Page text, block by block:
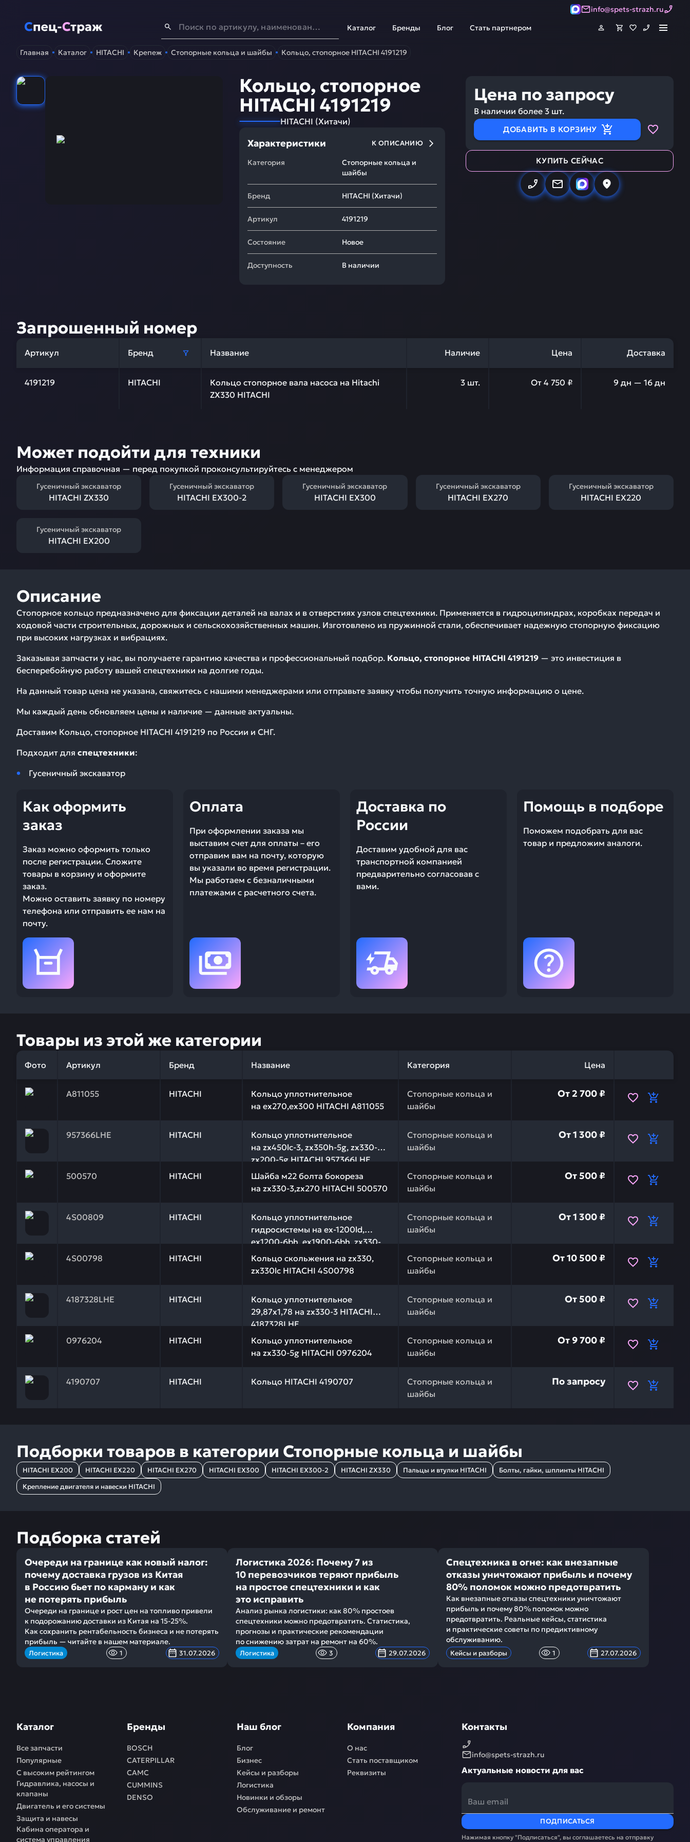
info@spets-strazh.ru
Спец-Страж - Запчасти для спецтехники
Каталог Бренды Блог Стать партнером
Главная Каталог HITACHI Крепеж Стопорные кольца и шайбы Кольцо, стопорное HITACHI 4191219
Кольцо, стопорное
HITACHI 4191219
HITACHI (Хитачи)
Характеристики К ОПИСАНИЮ
Категория
Стопорные кольца и
шайбы
Бренд HITACHI (Хитачи)
Артикул 4191219
Состояние Новое
Доступность В наличии
Цена по запросу
В наличии более 3 шт.
ДОБАВИТЬ В КОРЗИНУ
КУПИТЬ СЕЙЧАС
Запрошенный номер
Артикул Бренд Название Наличие Цена Доставка
4191219 HITACHI
Кольцо стопорное вала насоса на Hitachi
ZX330 HITACHI
3 шт. От 4 750 ₽ 9 дн — 16 дн
Может подойти для техники
Информация справочная — перед покупкой проконсультируйтесь с менеджером
Гусеничный экскаватор
HITACHI ZX330
Гусеничный экскаватор
HITACHI EX300-2
Гусеничный экскаватор
HITACHI EX300
Гусеничный экскаватор
HITACHI EX270
Гусеничный экскаватор
HITACHI EX220
Гусеничный экскаватор
HITACHI EX200
Описание
Стопорное кольцо предназначено для фиксации деталей на валах и в отверстиях узлов спецтехники. Применяется в гидроцилиндрах, коробках передач и
ходовой части строительных, дорожных и сельскохозяйственных машин. Изготовлено из пружинной стали, обеспечивает надежную стопорную фиксацию
при высоких нагрузках и вибрациях.
Заказывая запчасти у нас, вы получаете гарантию качества и профессиональный подбор. Кольцо, стопорное HITACHI 4191219 — это инвестиция в
бесперебойную работу вашей спецтехники на долгие годы.
На данный товар цена не указана, свяжитесь с нашими менеджерами или отправьте заявку чтобы получить точную информацию о цене.
Мы каждый день обновляем цены и наличие — данные актуальны.
Доставим Кольцо, стопорное HITACHI 4191219 по России и СНГ.
Подходит для спецтехники:
Гусеничный экскаватор
Как оформить
заказ
Заказ можно оформить только
после регистрации. Сложите
товары в корзину и оформите
заказ.
Можно оставить заявку по номеру
телефона или отправить ее нам на
почту.
Оплата
При оформлении заказа мы
выставим счет для оплаты – его
отправим вам на почту, которую
вы указали во время регистрации.
Мы работаем с безналичными
платежами с расчетного счета.
Доставка по
России
Доставим удобной для вас
транспортной компанией
предварительно согласовав с
вами.
Помощь в подборе
Поможем подобрать для вас
товар и предложим аналоги.
Товары из этой же категории
Фото Артикул Бренд Название Категория Цена
A811055 HITACHI
Кольцо уплотнительное
на ex270,ex300 HITACHI A811055
Стопорные кольца и
шайбы
Заказывая запчасти у нас, вы получаете гарантию качества и профессиональный подбор. Кольцо уплотнительное на ex270,ex300 HITACHI A811055 — это
От2 700 ₽
957366LHE HITACHI
Кольцо уплотнительное
на zx450lc-3, zx350h-5g, zx330-5g,
zx200-5g HITACHI 957366LHE
Стопорные кольца и
шайбы
Заказывая запчасти у нас, вы получаете гарантию качества и профессиональный подбор. Кольцо уплотнительное на zx450lc-3, zx350h-5g, zx330-5g, zx200-
От1 300 ₽
500570 HITACHI
Шайба м22 болта бокореза
на zx330-3,zx270 HITACHI 500570
Стопорные кольца и
шайбы
Заказывая запчасти у нас, вы получаете гарантию качества и профессиональный подбор. Шайба м22 болта бокореза на zx330-3,zx270 HITACHI 500570 — это
От500 ₽
4S00809 HITACHI
Кольцо уплотнительное
гидросистемы на ex-1200ld,
ex1200-6bh, ex1900-6bh, zx330-
5g HITACHI 4S00809
Стопорные кольца и
шайбы
Заказывая запчасти у нас, вы получаете гарантию качества и профессиональный подбор. Кольцо уплотнительное гидросистемы на ex-1200ld, ex1200-6bh,
От1 300 ₽
4S00798 HITACHI
Кольцо скольжения на zx330,
zx330lc HITACHI 4S00798
Стопорные кольца и
шайбы
Заказывая запчасти у нас, вы получаете гарантию качества и профессиональный подбор. Кольцо скольжения на zx330, zx330lc HITACHI 4S00798 — это
От10 500 ₽
4187328LHE HITACHI
Кольцо уплотнительное
29,87х1,78 на zx330-3 HITACHI
4187328LHE
Стопорные кольца и
шайбы
Заказывая запчасти у нас, вы получаете гарантию качества и профессиональный подбор. Кольцо уплотнительное 29,87х1,78 на zx330-3 HITACHI
От500 ₽
0976204 HITACHI
Кольцо уплотнительное
на zx330-5g HITACHI 0976204
Стопорные кольца и
шайбы
Заказывая запчасти у нас, вы получаете гарантию качества и профессиональный подбор. Кольцо уплотнительное на zx330-5g HITACHI 0976204 — это
От9 700 ₽
4190707 HITACHI Кольцо HITACHI 4190707
Стопорные кольца и
шайбы
Заказывая запчасти у нас, вы получаете гарантию качества и профессиональный подбор. Кольцо HITACHI 4190707 — это инвестиция в бесперебойную
По запросу
Подборки товаров в категории Стопорные кольца и шайбы
HITACHI EX200 HITACHI EX220 HITACHI EX270 HITACHI EX300 HITACHI EX300-2 HITACHI ZX330 Пальцы и втулки HITACHI
Болты, гайки, шплинты HITACHI
Крепление двигателя и навески HITACHI
Подборка статей
Очереди на границе как новый налог:
почему доставка грузов из Китая
в Россию бьет по карману и как
не потерять прибыль
Очереди на границе и рост цен на топливо привели
к подорожанию доставки из Китая на 15-25%.
Как сохранить рентабельность бизнеса и не потерять
прибыль — читайте в нашем материале.
Логистика 1 31.07.2026
Логистика 2026: Почему 7 из
10 перевозчиков теряют прибыль
на простое спецтехники и как
это исправить
Анализ рынка логистики: как 80% простоев
спецтехники можно предотвратить. Статистика,
прогнозы и практические рекомендации
по снижению затрат на ремонт на 60%.
Логистика 3 29.07.2026
Спецтехника в огне: как внезапные
отказы уничтожают прибыль и почему
80% поломок можно предотвратить
Как внезапные отказы спецтехники уничтожают
прибыль и почему 80% поломок можно
предотвратить. Реальные кейсы, статистика
и практические советы по предиктивному
обслуживанию.
Кейсы и разборы 1 27.07.2026
Каталог
Все запчасти
Популярные
С высоким рейтингом
Гидравлика, насосы и
клапаны
Двигатель и его системы
Защита и навесы
Кабина оператора и
система управления
Бренды
BOSCH
CATERPILLAR
CAMC
CUMMINS
DENSO
Наш блог
Блог
Бизнес
Кейсы и разборы
Логистика
Новинки и обзоры
Обслуживание и ремонт
Компания
О нас
Стать поставщиком
Реквизиты
Контакты
info@spets-strazh.ru
Актуальные новости для вас
ПОДПИСАТЬСЯ
Нажимая кнопку "Подписаться", вы соглашаетесь на отправку